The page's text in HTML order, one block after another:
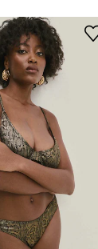
Preporučamo da
inače nosite.
Tablica veličina
TEHNIČKI
Učvršćivanje
učvršćenje